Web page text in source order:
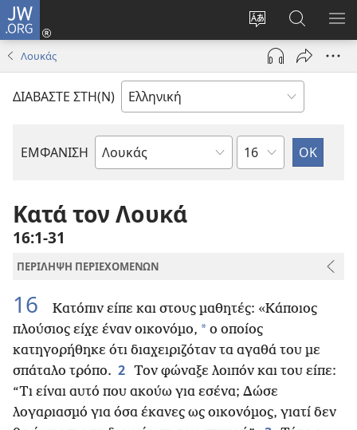
JW.ORG
Αλλαγή
γλώσσας
ιστότοπου
Σύνδεση
(ανοίγει
παράθυρο)
στο
JW.ORG
Λουκάς
ΔΙΑΒΑΣΤΕ ΣΤΗ(Ν)
ΕΜΦΑΝΙΣΗ
Βιβλίο
Αγίας
Γραφής
Κεφάλαιο
Κατά τον Λουκά
16:1-31
ΠΕΡΙΛΗΨΗ ΠΕΡΙΕΧΟΜΕΝΩΝ
16
Κατόπιν είπε και στους μαθητές: «Κάποιος
πλούσιος είχε έναν οικονόμο, * ο οποίος
κατηγορήθηκε ότι διαχειριζόταν τα αγαθά του με
σπάταλο τρόπο. 2 Τον φώναξε λοιπόν και του είπε:
“Τι είναι αυτό που ακούω για εσένα; Δώσε
λογαριασμό για όσα έκανες ως οικονόμος, γιατί δεν